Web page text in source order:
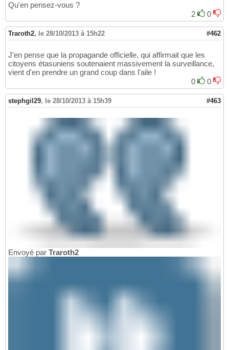
Qu'en pensez-vous ?
2
0
Traroth2, le 28/10/2013 à 15h22 #462
J'en pense que la propagande officielle, qui affirmait que les
citoyens étasuniens soutenaient massivement la surveillance,
vient d'en prendre un grand coup dans l'aile !
0
0
stephgil29, le 28/10/2013 à 15h39 #463
Envoyé par Traroth2